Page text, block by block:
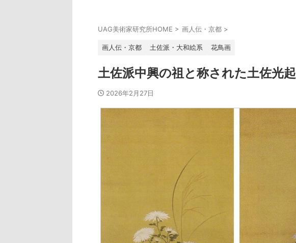
UAG美術家研究所HOME > 画人伝・京都 >
画人伝・京都 土佐派・大和絵系 花鳥画
土佐派中興の祖と称された土佐光起
2026年2月27日